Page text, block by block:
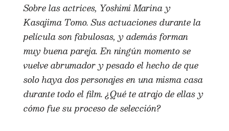
Sobre las actrices, Yoshimi Marina y
Kasajima Tomo. Sus actuaciones durante la
película son fabulosas, y además forman
muy buena pareja. En ningún momento se
vuelve abrumador y pesado el hecho de que
solo haya dos personajes en una misma casa
durante todo el film. ¿Qué te atrajo de ellas y
cómo fue su proceso de selección?